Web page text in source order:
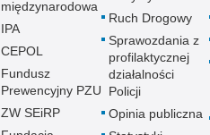
międzynarodowa
IPA
CEPOL
Fundusz
Prewencyjny PZU
ZW SEiRP
Ruch Drogowy
Sprawozdania z
profilaktycznej
działalności
Policji
Opinia publiczna